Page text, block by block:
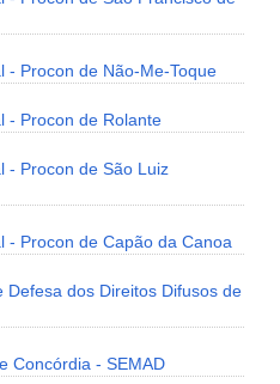
- Procon de Não-Me-Toque
- Procon de Rolante
- Procon de São Luiz
- Procon de Capão da Canoa
Defesa dos Direitos Difusos de
Concórdia - SEMAD